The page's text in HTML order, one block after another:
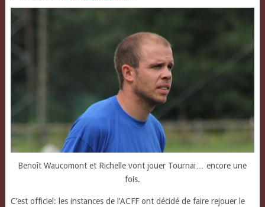
Benoît Waucomont et Richelle vont jouer Tournai… encore une
fois.
C’est officiel: les instances de l’ACFF ont décidé de faire rejouer le